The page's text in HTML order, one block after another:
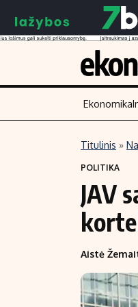
Turinys
Naujienos
Aplinka
Verslas
Energetika
Ekonomika
Politika
Ekonomika
Titulinis »
POLITIKA
JAV
Aistė